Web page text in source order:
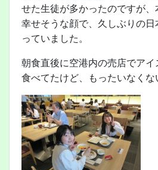
せた生徒が多かったのですが
幸せそうな顔で、久しぶりの
っていました。
朝食直後に空港内の売店でアイ
食べてたけど、もったいなくな